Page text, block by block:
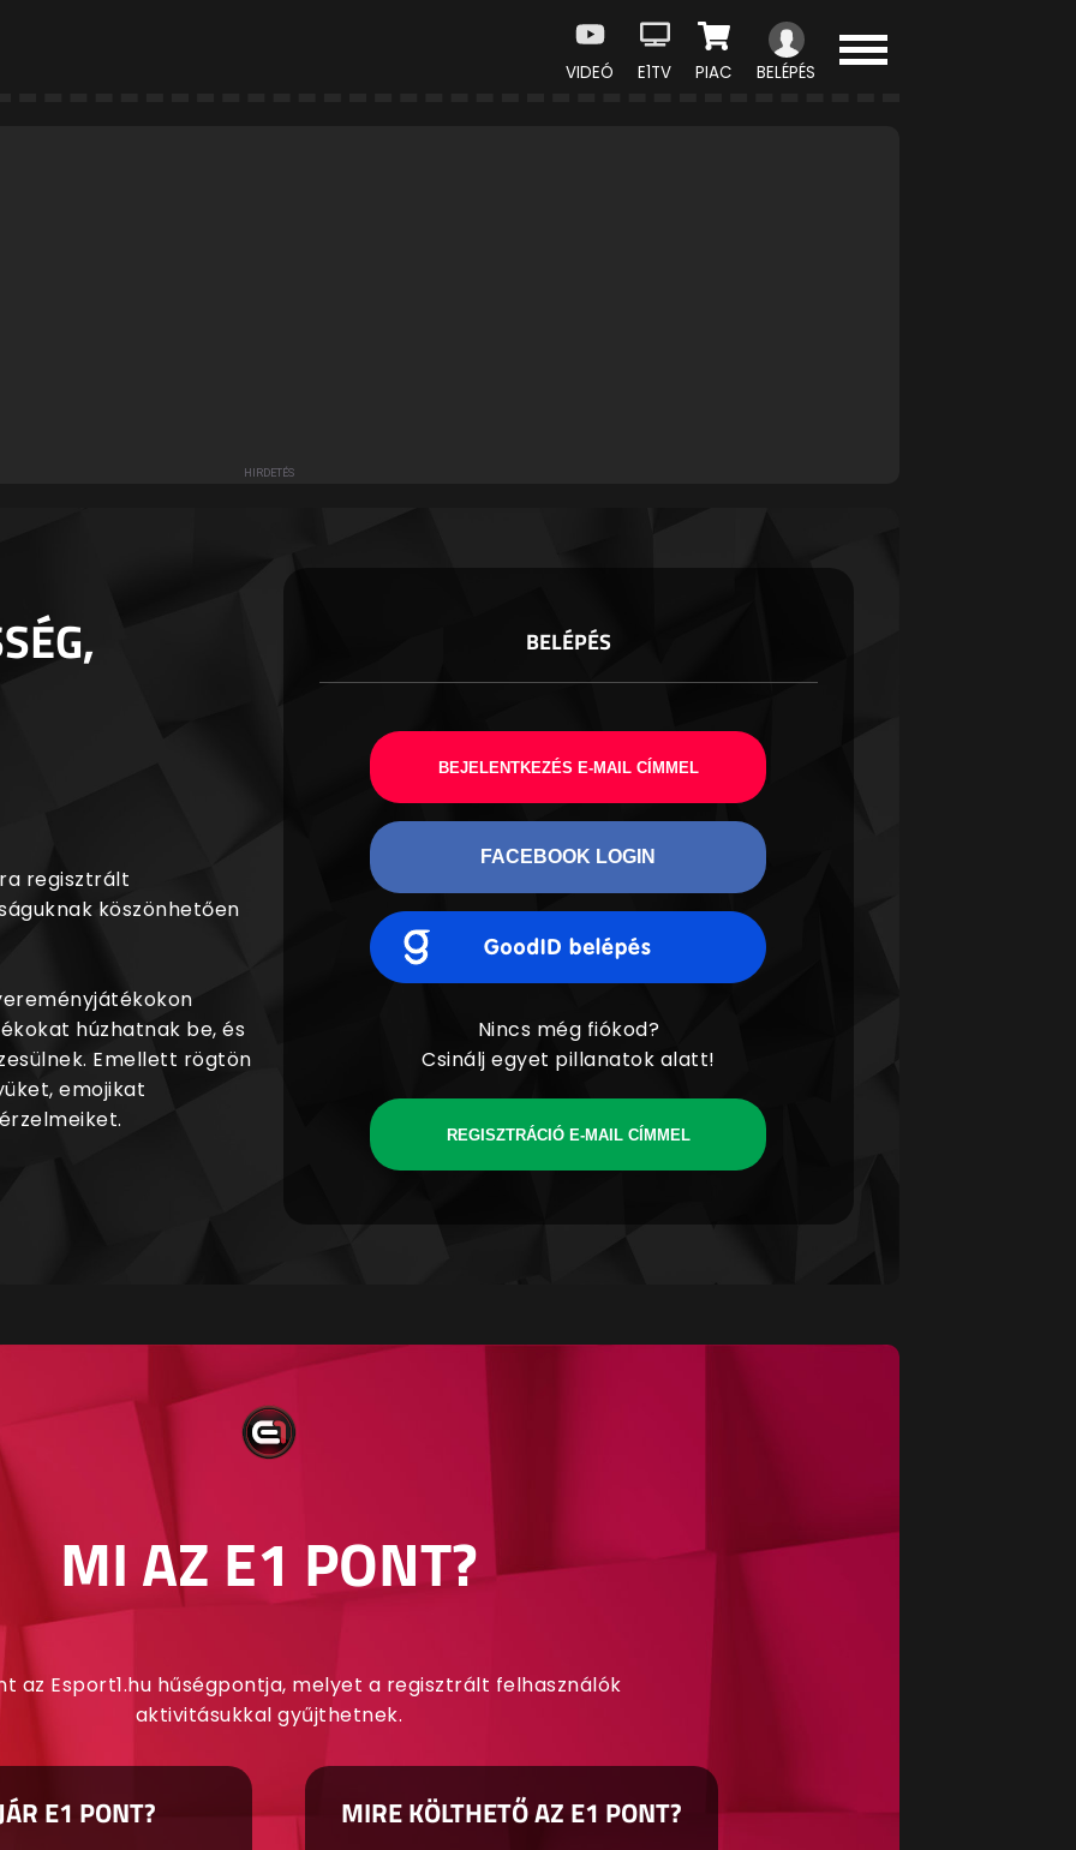
VIDEÓ E1TV PIAC BELÉPÉS
regisztrált
köszönhetően
húzhatnak be, és
Emellett rögtön
emojikat
BELÉPÉS
BEJELENTKEZÉS E-MAIL CÍMMEL
FACEBOOK LOGIN
Nincs még fiókod?
Csinálj egyet pillanatok alatt!
REGISZTRÁCIÓ E-MAIL CÍMMEL
MI AZ E1 PONT?
az Esport1.hu hűségpontja, melyet a regisztrált felhasználók
aktivitásukkal gyűjthetnek.
E1 PONT? MIRE KÖLTHETŐ AZ E1 PONT?